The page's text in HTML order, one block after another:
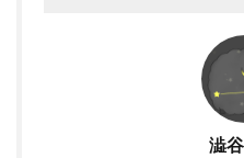
澁